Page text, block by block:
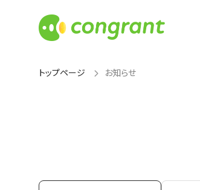
トップページ お知らせ